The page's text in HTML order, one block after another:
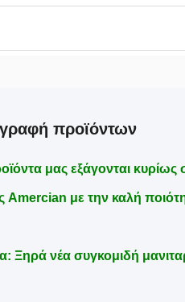
προϊόντων
μας εξάγονται κυρίως
Amercian με την καλή
Ξηρά νέα συγκομιδή